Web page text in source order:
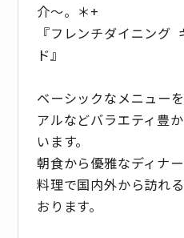
介～。＊+
『フレンチダイニング
ド』
ベーシックなメニュー
アルなどバラエティ豊
います。
朝食から優雅なディナ
料理で国内外から訪れ
おります。